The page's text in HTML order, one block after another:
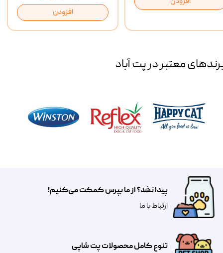
افزودن
معتبر در پت آباد
تنوع کامل محصولات پت شاپی
پیدا نشد؟ از ما بپرس کمکت می‌کنیم!
​​​ارتباط با ما